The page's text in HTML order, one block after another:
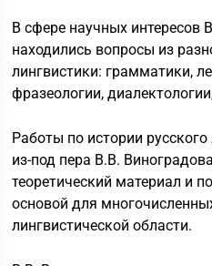
В сфере научных интересов
находились вопросы из
лингвистики: грамматики,
фразеологии,
Работы по истории
из-под пера В.В.
теоретический материал и
основой для
лингвистической области.